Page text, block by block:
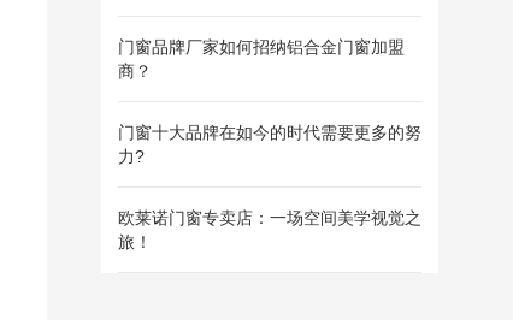
门窗品牌厂家如何招纳铝合金门窗加盟
商？
门窗十大品牌在如今的时代需要更多的努
力?
欧莱诺门窗专卖店：一场空间美学视觉之
旅！